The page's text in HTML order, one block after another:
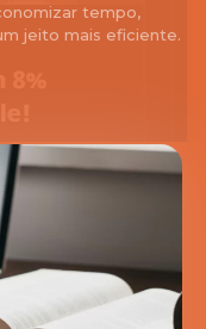
tempo,
jeito mais eficiente.